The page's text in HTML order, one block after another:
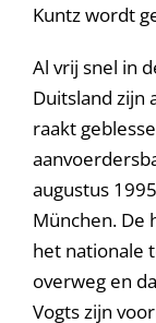
Kuntz wordt
Al vrij snel in
Duitsland zijn
raakt
augustus
München. De
het nationale
overweg en
Vogts zijn